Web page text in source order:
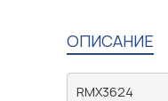
ОПИСАНИЕ
RMX3624